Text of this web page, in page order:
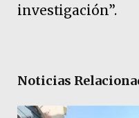
investigación”.
Noticias